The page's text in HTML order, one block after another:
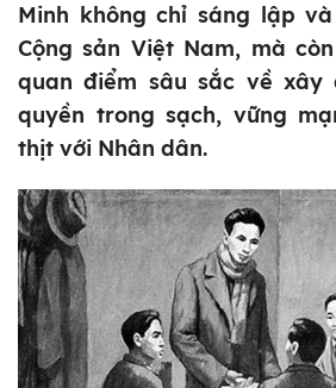
Minh không chỉ sáng lập
Cộng sản Việt Nam, mà
quan điểm sâu sắc về xây
quyền trong sạch, vững
thịt với Nhân dân.